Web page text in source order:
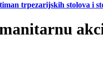
trpezarijskih stolova i